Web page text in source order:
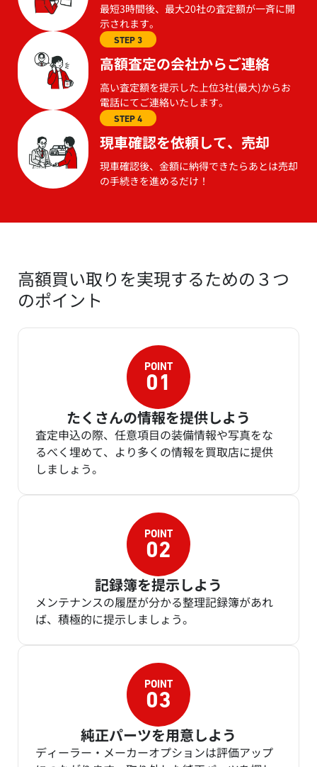
最短3時間後、最大20社の査定額が一斉に開
示されます。
STEP 3
高額査定の会社からご連絡
高い査定額を提示した上位3社(最大)からお
電話にてご連絡いたします。
STEP 4
現車確認を依頼して、売却
現車確認後、金額に納得できたらあとは売却
の手続きを進めるだけ！
高額買い取りを実現するための３つ
のポイント
たくさんの情報を提供しよう
査定申込の際、任意項目の装備情報や写真をな
るべく埋めて、より多くの情報を買取店に提供
しましょう。
記録簿を提示しよう
メンテナンスの履歴が分かる整理記録簿があれ
ば、積極的に提示しましょう。
純正パーツを用意しよう
ディーラー・メーカーオプションは評価アップ